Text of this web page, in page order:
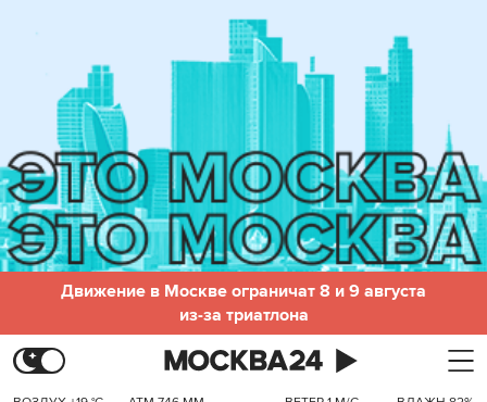
Движение в Москве ограничат 8 и 9 августа
из-за триатлона